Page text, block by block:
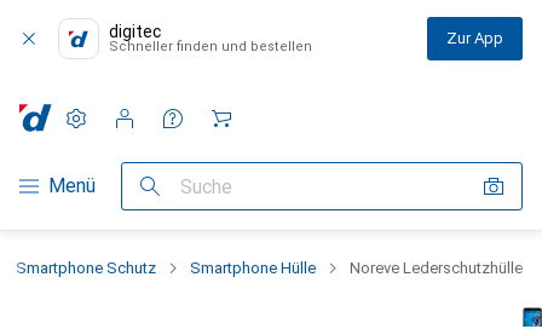
digitec
Schneller finden und bestellen Zur App
Navigation nach Kategorien
Menü Suche
Einstellungen
Kundenkonto
Vergleichslisten
Merklisten
Warenkorb
Smartphone Schutz Smartphone Hülle Noreve Lederschutzhülle